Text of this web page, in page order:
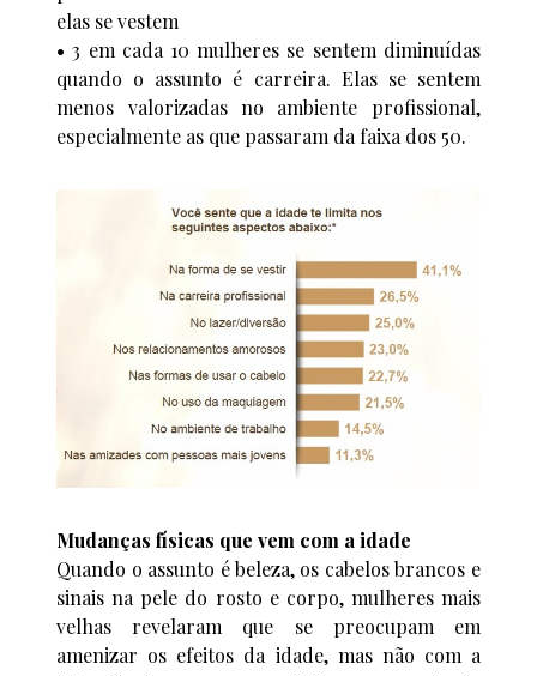
elas se vestem
• 3 em cada 10 mulheres se sentem diminuídas
quando o assunto é carreira. Elas se sentem
menos valorizadas no ambiente profissional,
especialmente as que passaram da faixa dos 50.
Mudanças físicas que vem com a idade
Quando o assunto é beleza, os cabelos brancos e
sinais na pele do rosto e corpo, mulheres mais
velhas revelaram que se preocupam em
amenizar os efeitos da idade, mas não com a